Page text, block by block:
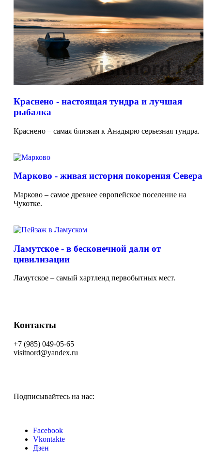
Краснено - настоящая тундра и лучшая
рыбалка
Краснено – самая близкая к Анадырю серьезная тундра.
Марково - живая история покорения Севера
Марково – самое древнее европейское поселение на
Чукотке.
Ламутское - в бесконечной дали от
цивилизации
Ламутское – самый хартленд первобытных мест.
Контакты
+7 (985) 049-05-65
visitnord@yandex.ru
Подписывайтесь на нас:
Facebook
Vkontakte
Дзен